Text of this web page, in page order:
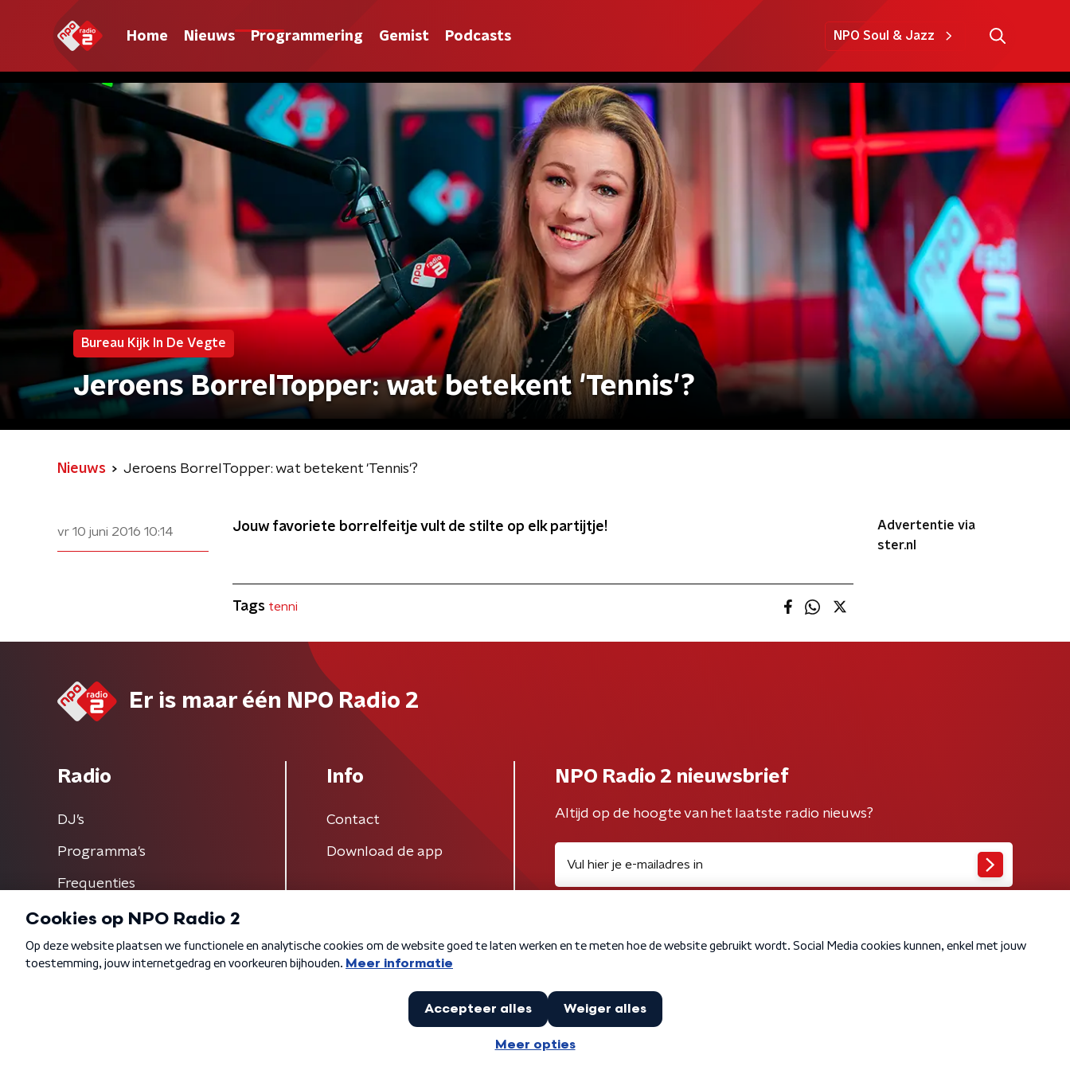
Home Nieuws Programmering Gemist Podcasts NPO Soul & Jazz
Bureau Kijk In De Vegte
Jeroens BorrelTopper: wat betekent 'Tennis'?
Nieuws Jeroens BorrelTopper: wat betekent 'Tennis'?
vr 10 juni 2016 10:14 Jouw favoriete borrelfeitje vult de stilte op elk partijtje!
Advertentie via
ster.nl
Tags tenni
Er is maar één NPO Radio 2
Radio
DJ’s
Programma's
Frequenties
Info
Contact
Download de app
NPO Radio 2 nieuwsbrief
Altijd op de hoogte van het laatste radio nieuws?
Algemene voorwaarden Privacybeleid